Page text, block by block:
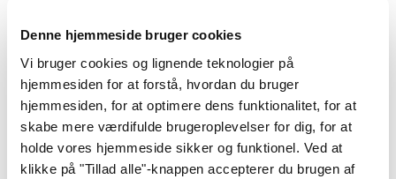
Denne hjemmeside bruger cookies
Vi bruger cookies og lignende teknologier på
hjemmesiden for at forstå, hvordan du bruger
hjemmesiden, for at optimere dens funktionalitet, for at
skabe mere værdifulde brugeroplevelser for dig, for at
holde vores hjemmeside sikker og funktionel. Ved at
klikke på "Tillad alle"-knappen accepterer du brugen af
DOWNLOAD HER
DOWNLOAD HER ISOLERINGS GUIDE >